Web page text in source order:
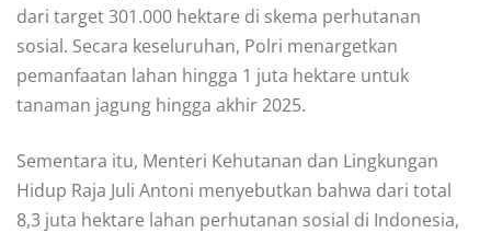
dari target 301.000 hektare di skema perhutanan
sosial. Secara keseluruhan, Polri menargetkan
pemanfaatan lahan hingga 1 juta hektare untuk
tanaman jagung hingga akhir 2025.
Sementara itu, Menteri Kehutanan dan Lingkungan
Hidup Raja Juli Antoni menyebutkan bahwa dari total
8,3 juta hektare lahan perhutanan sosial di Indonesia,